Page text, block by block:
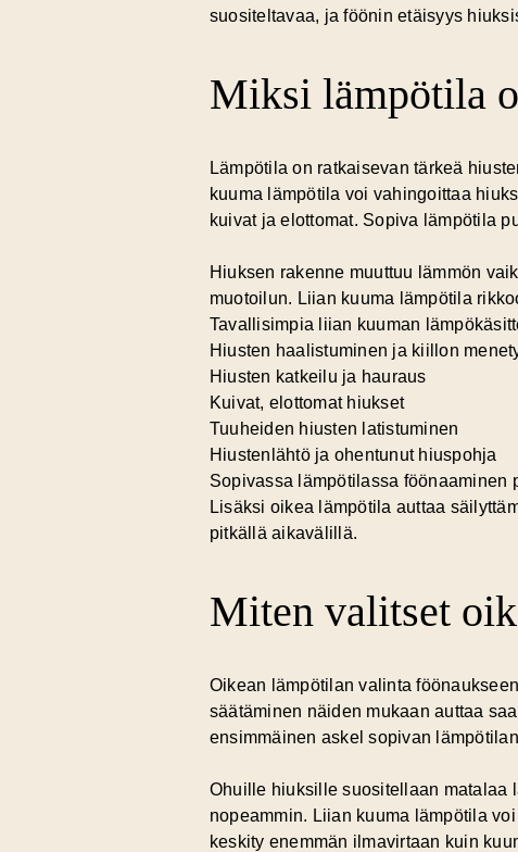
suositeltavaa, ja föönin etäisyys
Miksi lämpötila
Lämpötila on ratkaisevan tärkeä
kuuma lämpötila voi vahingoittaa
kuivat ja elottomat. Sopiva lämpötila
Hiuksen rakenne muuttuu lämmön
muotoilun. Liian kuuma lämpötila
Tavallisimpia liian kuuman
Hiusten haalistuminen ja kiillon
Hiusten katkeilu ja hauraus
Kuivat, elottomat hiukset
Tuuheiden hiusten latistuminen
Hiustenlähtö ja ohentunut hiuspohja
Sopivassa lämpötilassa föönaaminen
Lisäksi oikea lämpötila auttaa
pitkällä aikavälillä.
Miten valitset
Oikean lämpötilan valinta
säätäminen näiden mukaan auttaa
ensimmäinen askel sopivan
Ohuille hiuksille suositellaan matalaa
nopeammin. Liian kuuma lämpötila
keskity enemmän ilmavirtaan kuin